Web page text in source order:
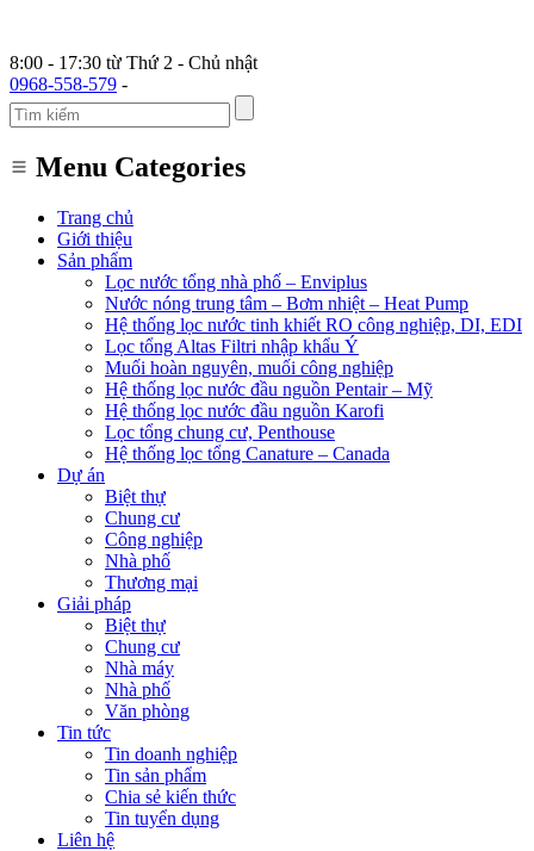
8:00 - 17:30 từ Thứ 2 - Chủ nhật
0968-558-579 -
Menu Categories
Trang chủ
Giới thiệu
Sản phẩm
Lọc nước tổng nhà phố – Enviplus
Nước nóng trung tâm – Bơm nhiệt – Heat Pump
Hệ thống lọc nước tinh khiết RO công nghiệp, DI, EDI
Lọc tổng Altas Filtri nhập khẩu Ý
Muối hoàn nguyên, muối công nghiệp
Hệ thống lọc nước đầu nguồn Pentair – Mỹ
Hệ thống lọc nước đầu nguồn Karofi
Lọc tổng chung cư, Penthouse
Hệ thống lọc tổng Canature – Canada
Dự án
Biệt thự
Chung cư
Công nghiệp
Nhà phố
Thương mại
Giải pháp
Biệt thự
Chung cư
Nhà máy
Nhà phố
Văn phòng
Tin tức
Tin doanh nghiệp
Tin sản phẩm
Chia sẻ kiến thức
Tin tuyển dụng
Liên hệ